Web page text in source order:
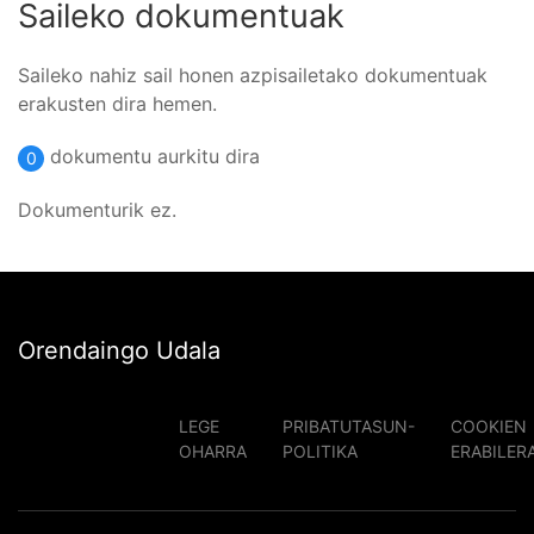
Saileko dokumentuak
Saileko nahiz sail honen azpisailetako dokumentuak
erakusten dira hemen.
0 dokumentu aurkitu dira
Dokumenturik ez.
Orendaingo Udala
LEGE
OHARRA
PRIBATUTASUN-
POLITIKA
COOKIEN